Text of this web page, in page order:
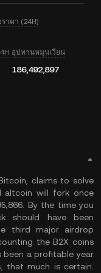
าคา (24H)
อุปทานหมุนเวียน
186,492,897
claims to solve
altcoin will fork once
By the time you
should have been
third major airdrop
the B2X coins
been a profitable year
that much is certain.